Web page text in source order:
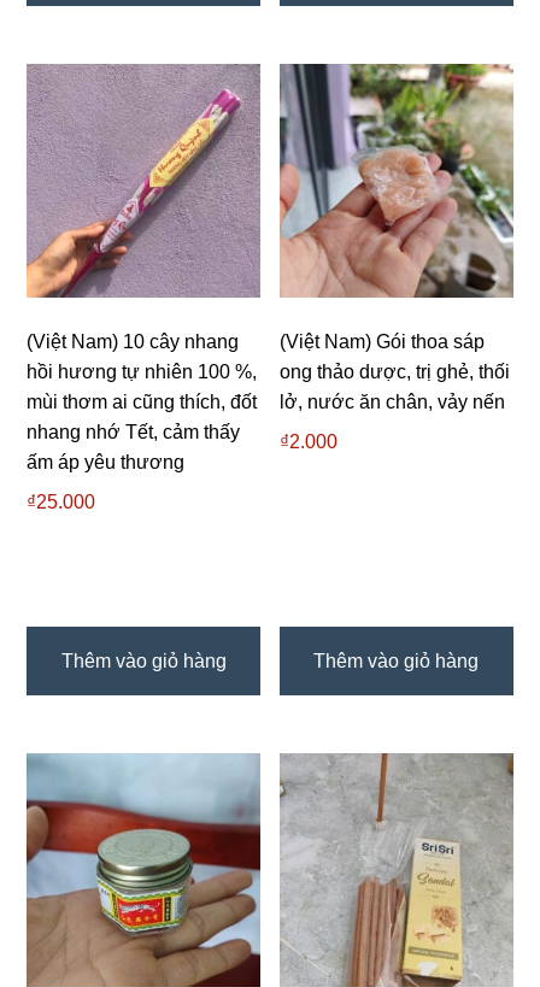
(Việt Nam) 10 cây nhang
hồi hương tự nhiên 100 %,
mùi thơm ai cũng thích, đốt
nhang nhớ Tết, cảm thấy
ấm áp yêu thương
₫25.000
Thêm vào giỏ hàng
(Việt Nam) Gói thoa sáp
ong thảo dược, trị ghẻ, thối
lở, nước ăn chân, vảy nến
₫2.000
Thêm vào giỏ hàng